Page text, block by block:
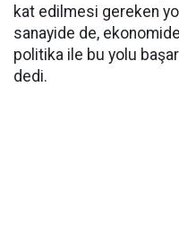
kat edilmesi gereken
sanayide de,
politika ile bu yolu
dedi.